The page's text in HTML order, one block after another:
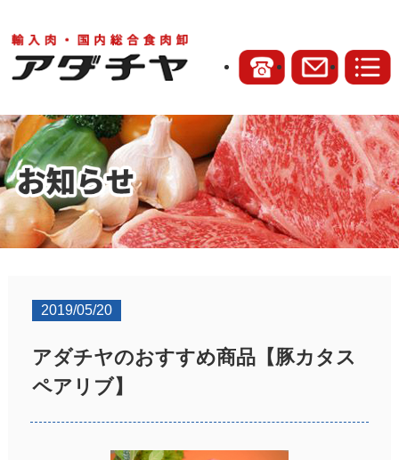
2019/05/20
アダチヤのおすすめ商品【豚カタス
ペアリブ】